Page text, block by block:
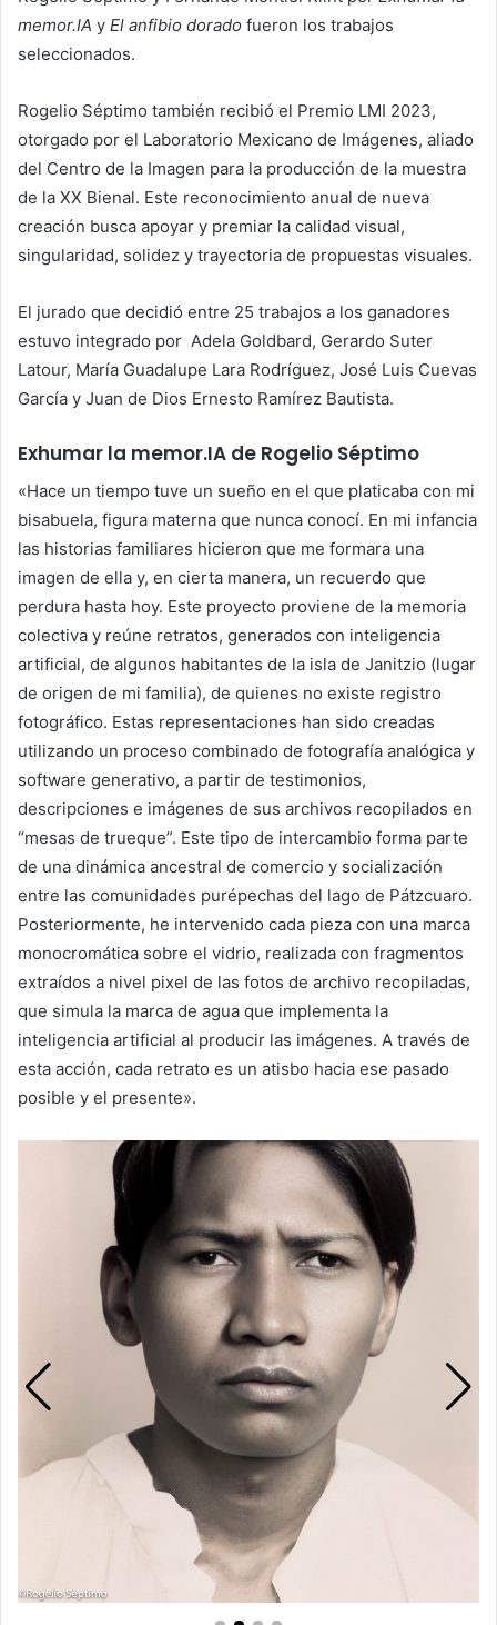
memor.IA y El anfibio dorado fueron los trabajos
seleccionados.
Rogelio Séptimo también recibió el Premio LMI 2023,
otorgado por el Laboratorio Mexicano de Imágenes, aliado
del Centro de la Imagen para la producción de la muestra
de la XX Bienal. Este reconocimiento anual de nueva
creación busca apoyar y premiar la calidad visual,
singularidad, solidez y trayectoria de propuestas visuales.
El jurado que decidió entre 25 trabajos a los ganadores
estuvo integrado por Adela Goldbard, Gerardo Suter
Latour, María Guadalupe Lara Rodríguez, José Luis Cuevas
García y Juan de Dios Ernesto Ramírez Bautista.
Exhumar la memor.IA de Rogelio Séptimo
«Hace un tiempo tuve un sueño en el que platicaba con mi
bisabuela, figura materna que nunca conocí. En mi infancia
las historias familiares hicieron que me formara una
imagen de ella y, en cierta manera, un recuerdo que
perdura hasta hoy. Este proyecto proviene de la memoria
colectiva y reúne retratos, generados con inteligencia
artificial, de algunos habitantes de la isla de Janitzio (lugar
de origen de mi familia), de quienes no existe registro
fotográfico. Estas representaciones han sido creadas
utilizando un proceso combinado de fotografía analógica y
software generativo, a partir de testimonios,
descripciones e imágenes de sus archivos recopilados en
“mesas de trueque”. Este tipo de intercambio forma parte
de una dinámica ancestral de comercio y socialización
entre las comunidades purépechas del lago de Pátzcuaro.
Posteriormente, he intervenido cada pieza con una marca
monocromática sobre el vidrio, realizada con fragmentos
extraídos a nivel pixel de las fotos de archivo recopiladas,
que simula la marca de agua que implementa la
inteligencia artificial al producir las imágenes. A través de
esta acción, cada retrato es un atisbo hacia ese pasado
posible y el presente».